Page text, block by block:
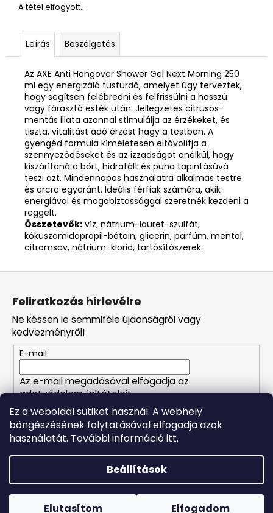
Ez a weboldal sütiket használ. A webhely
böngészésének folytatásával elfogadja azok
használatát. További információ itt.
Beállítások
Elutasítom Elfogadom
Forró napokon nem javasoljuk a csomagautomatákba
történő kézbesítést. A magas hőmérsékletre érzékeny
termékek átvételkor nem biztos, hogy optimális állapotban
A tétel elfogyott…
Leírás Beszélgetés
Az AXE Anti Hangover Shower Gel Next Morning 250
ml egy energizáló tusfürdő, amelyet úgy terveztek,
hogy segítsen felébredni és felfrissülni a hosszú
vagy fárasztó esték után. Jellegzetes citrusos-
mentás illata azonnal stimulálja az érzékeket, és
tiszta, vitalitást adó érzést hagy a testben. A
gyengéd formula kíméletesen eltávolítja a
szennyeződéseket és az izzadságot anélkül, hogy
kiszárítaná a bőrt, hidratált és puha tapintásúvá
teszi azt. Mindennapos használatra alkalmas testre
és arcra egyaránt. Ideális férfiak számára, akik
energiával és magabiztossággal szeretnék kezdeni a
reggelt.
Összetevők: víz, nátrium-lauret-szulfát,
kókuszamidopropil-bétain, glicerin, parfüm, mentol,
citromsav, nátrium-klorid, tartósítószerek.
L
Feliratkozás hírlevélre
Ne késsen le semmiféle újdonságról vagy
kedvezményről!
E-mail
Az e-mail megadásával elfogadja az
adatvédelem feltételeit.
FELIRATKOZÁS
Copyright 2026Naturalzen. Minden jog fenntartva.Süti
beállítások szerkesztése